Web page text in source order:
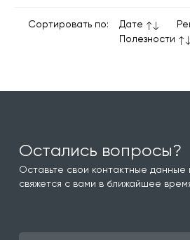
Сортировать по: Дате
Полезности
Остались вопросы?
Оставьте свои контактные
свяжется с вами в ближайшее